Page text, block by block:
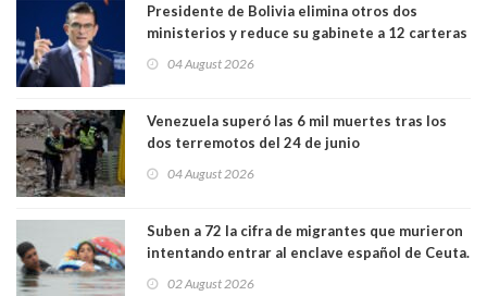
Presidente de Bolivia elimina otros dos
ministerios y reduce su gabinete a 12 carteras
04 August 2026
Venezuela superó las 6 mil muertes tras los
dos terremotos del 24 de junio
04 August 2026
Suben a 72 la cifra de migrantes que murieron
intentando entrar al enclave español de Ceuta.
02 August 2026